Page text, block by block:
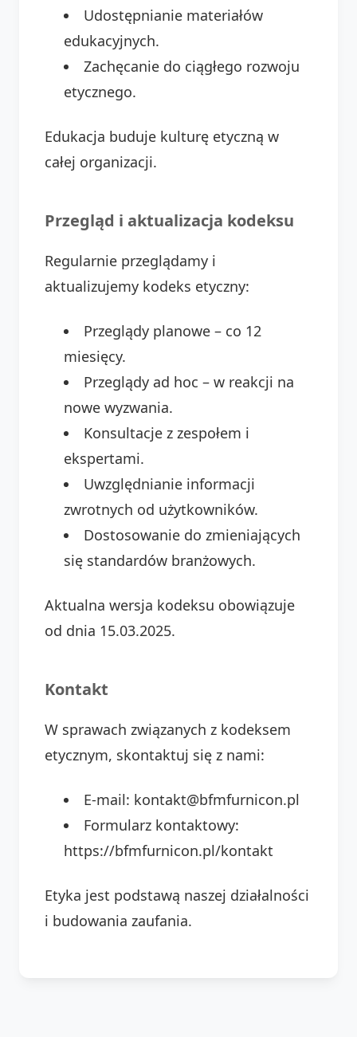
Udostępnianie materiałów
edukacyjnych.
Zachęcanie do ciągłego rozwoju
etycznego.
Edukacja buduje kulturę etyczną w
całej organizacji.
Przegląd i aktualizacja kodeksu
Regularnie przeglądamy i
aktualizujemy kodeks etyczny:
Przeglądy planowe – co 12
miesięcy.
Przeglądy ad hoc – w reakcji na
nowe wyzwania.
Konsultacje z zespołem i
ekspertami.
Uwzględnianie informacji
zwrotnych od użytkowników.
Dostosowanie do zmieniających
się standardów branżowych.
Aktualna wersja kodeksu obowiązuje
od dnia 15.03.2025.
Kontakt
W sprawach związanych z kodeksem
etycznym, skontaktuj się z nami:
E-mail: kontakt@bfmfurnicon.pl
Formularz kontaktowy:
https://bfmfurnicon.pl/kontakt
Etyka jest podstawą naszej działalności
i budowania zaufania.